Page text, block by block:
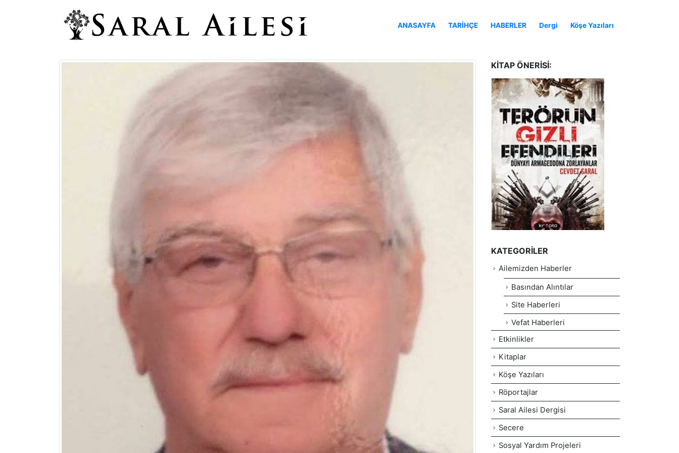
ANASAYFA TARİHÇE HABERLER Dergi Köşe Yazıları
KITAP ÖNERISI:
KATEGORILER
Ailemizden Haberler
Basından Alıntılar
Site Haberleri
Vefat Haberleri
Etkinlikler
Kitaplar
Köşe Yazıları
Röportajlar
Saral Ailesi Dergisi
Secere
Sosyal Yardım Projeleri